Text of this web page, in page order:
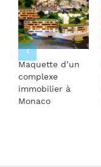
Maquette d’un
complexe
immobilier à
Monaco